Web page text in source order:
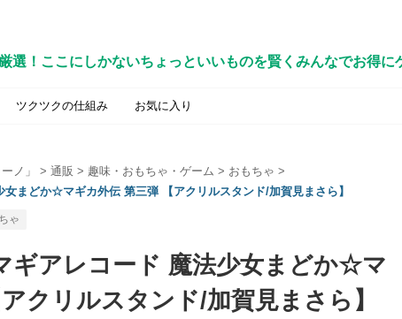
厳選！ここにしかないちょっといいものを賢くみんなでお得に
ツクツクの仕組み お気に入り
ノ」 > 通販 > 趣味・おもちゃ・ゲーム > おもちゃ >
女まどか☆マギカ外伝 第三弾 【アクリルスタンド/加賀見まさら】
ゃ
ギアレコード 魔法少女まどか☆マ
クリルスタンド/加賀見まさら】